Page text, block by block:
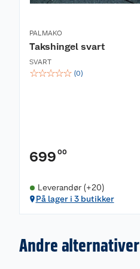
PALMAKO
Takshingel svart
SVART
☆☆☆☆☆ (0)
699 00
Leverandør (+20)
På lager i 3 butikker
Andre alternativer